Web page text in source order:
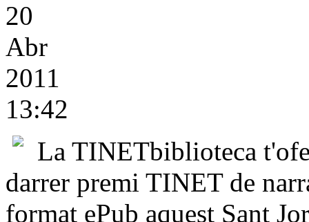
20
Abr
2011
13:42
La TINETbiblioteca
darrer premi TINET de
format ePub aquest Sant